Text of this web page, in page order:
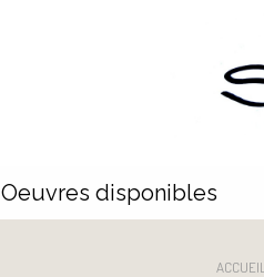
Oeuvres disponibles
ACCUEIL